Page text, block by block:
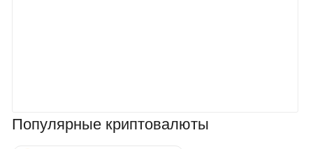
Популярные криптовалюты